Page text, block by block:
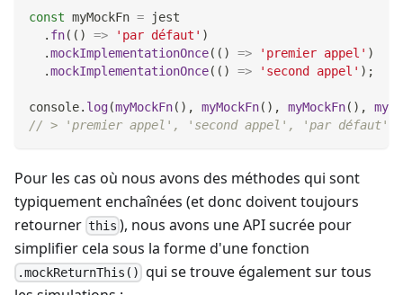
const myMockFn = jest
. fn( ( ) => 'par défaut' )
.mockImplementationOnce( ( ) => 'premier appel' )
.mockImplementationOnce( ( ) => 'second appel' ) ;
console. log(myMockFn( ) , myMockFn( ) , myMockFn( ) ,
// > 'premier appel', 'second appel', 'par défaut',
Pour les cas où nous avons des méthodes qui sont
typiquement enchaînées (et donc doivent toujours
retourner this ), nous avons une API sucrée pour
simplifier cela sous la forme d'une fonction
.mockReturnThis() qui se trouve également sur tous